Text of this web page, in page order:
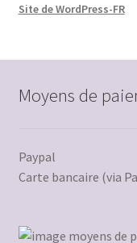
Site de WordPress-FR
Moyens de
Paypal
Carte bancaire (via